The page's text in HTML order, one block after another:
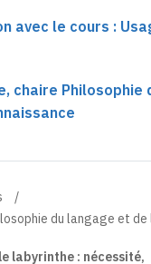
avec le cours :
chaire Philosophie
du langage et de
labyrinthe : nécessité,